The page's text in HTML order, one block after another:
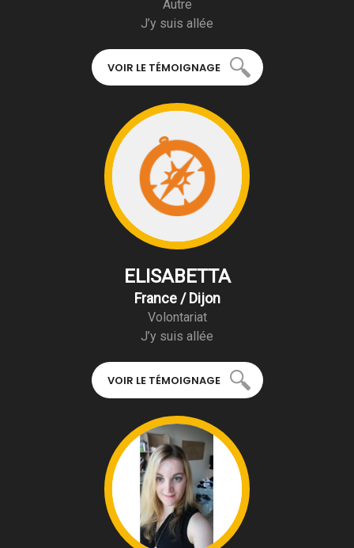
Autre
J’y suis allée
VOIR LE TÉMOIGNAGE
ELISABETTA
France / Dijon
Volontariat
J’y suis allée
VOIR LE TÉMOIGNAGE